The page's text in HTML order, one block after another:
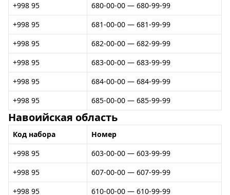
+998 95
680-00-00 — 680-99-99
+998 95
681-00-00 — 681-99-99
+998 95
682-00-00 — 682-99-99
+998 95
683-00-00 — 683-99-99
+998 95
684-00-00 — 684-99-99
+998 95
685-00-00 — 685-99-99
Навоийская область
Код набора
Номер
+998 95
603-00-00 — 603-99-99
+998 95
607-00-00 — 607-99-99
+998 95
610-00-00 — 610-99-99